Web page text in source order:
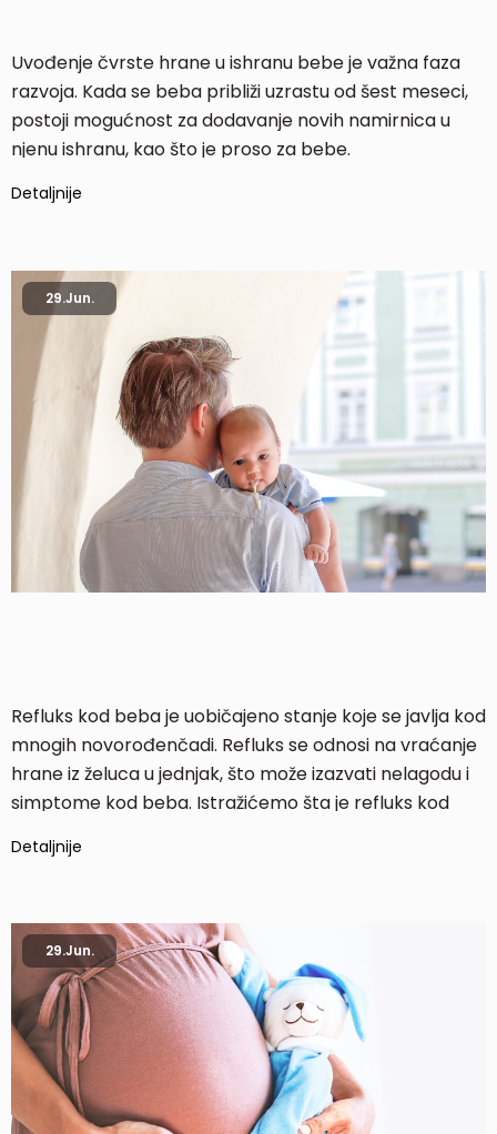
Uvođenje čvrste hrane u ishranu bebe je važna faza
razvoja. Kada se beba približi uzrastu od šest meseci,
postoji mogućnost za dodavanje novih namirnica u
njenu ishranu, kao što je proso za bebe.
Detaljnije
29.Jun.
Refluks kod beba je uobičajeno stanje koje se javlja kod
mnogih novorođenčadi. Refluks se odnosi na vraćanje
hrane iz želuca u jednjak, što može izazvati nelagodu i
simptome kod beba. Istražićemo šta je refluks kod
neke prirodne načine ublažavanja simptoma.
Detaljnije
29.Jun.